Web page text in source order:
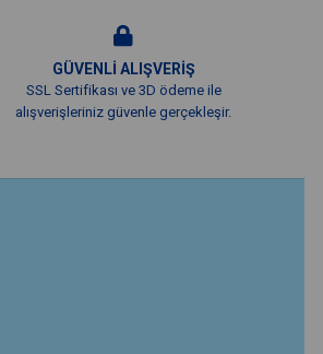
GÜVENLİ ALIŞVERİŞ
SSL Sertifikası ve 3D ödeme ile
alışverişleriniz güvenle gerçekleşir.